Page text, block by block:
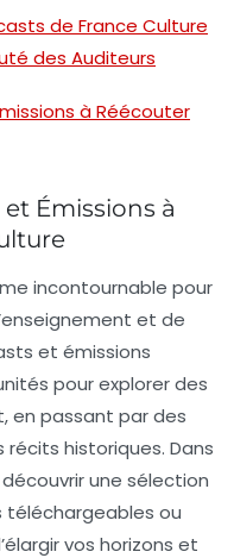
de France Culture
des Auditeurs
à Réécouter
Émissions à
incontournable pour
et de
et émissions
pour explorer des
en passant par des
historiques. Dans
une sélection
téléchargeables ou
vos horizons et